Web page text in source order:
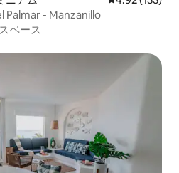
Palmar - Manzanillo
ペース